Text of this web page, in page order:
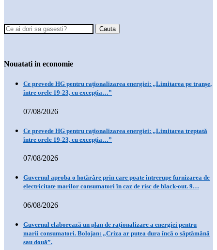
Nouatati in economie
Ce prevede HG pentru raționalizarea energiei: „Limitarea pe tranșe,
între orele 19-23, cu excepția…”
07/08/2026
Ce prevede HG pentru raționalizarea energiei: „Limitarea treptată
între orele 19-23, cu excepția…”
07/08/2026
Guvernul aproba o hotărâre prin care poate întrerupe furnizarea de
electricitate marilor consumatori în caz de risc de black-out. 9…
06/08/2026
Guvernul elaborează un plan de raționalizare a energiei pentru
marii consumatori. Bolojan: „Criza ar putea dura încă o săptămână
sau două”.